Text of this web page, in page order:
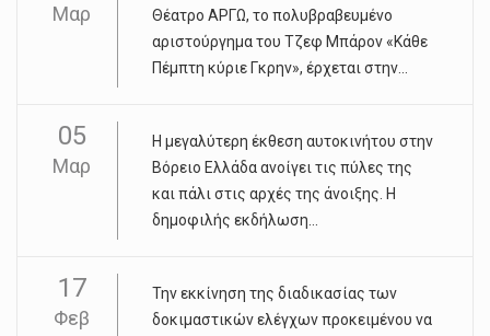
Μαρ
Θέατρο ΑΡΓΩ, το πολυβραβευμένο
αριστούργημα του Τζεφ Μπάρον «Κάθε
Πέμπτη κύριε Γκρην», έρχεται στην...
05
Μαρ
Η μεγαλύτερη έκθεση αυτοκινήτου στην
Βόρειο Ελλάδα ανοίγει τις πύλες της
και πάλι στις αρχές της άνοιξης. Η
δημοφιλής εκδήλωση...
17
Φεβ
Την εκκίνηση της διαδικασίας των
δοκιμαστικών ελέγχων προκειμένου να